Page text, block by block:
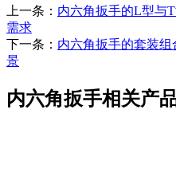
上一条： 内六角扳手的L型与
需求
下一条： 内六角扳手的套装
景
内六角扳手相关产